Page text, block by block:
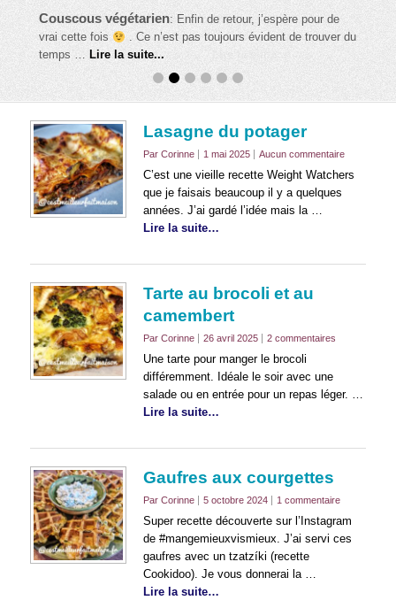
Couscous végétarien: Enfin de retour, j’espère pour de
vrai cette fois
. Ce n’est pas toujours évident de trouver du
temps … Lire la suite...
Lasagne du potager
Par Corinne 1 mai 2025 Aucun commentaire
C’est une vieille recette Weight Watchers
que je faisais beaucoup il y a quelques
années. J’ai gardé l’idée mais la …
Lire la suite…
Tarte au brocoli et au
camembert
Par Corinne 26 avril 2025 2 commentaires
Une tarte pour manger le brocoli
différemment. Idéale le soir avec une
salade ou en entrée pour un repas léger. …
Lire la suite…
Gaufres aux courgettes
Par Corinne 5 octobre 2024 1 commentaire
Super recette découverte sur l’Instagram
de #mangemieuxvismieux. J’ai servi ces
gaufres avec un tzatzíki (recette
Cookidoo). Je vous donnerai la …
Lire la suite…